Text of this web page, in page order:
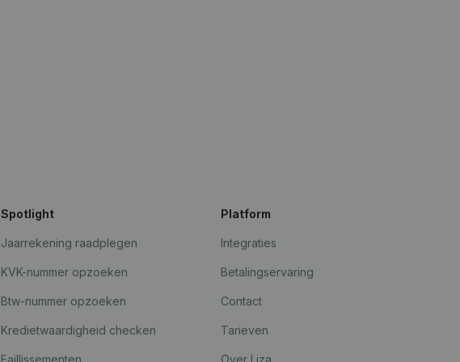
Spotlight
Jaarrekening raadplegen
KVK-nummer opzoeken
Btw-nummer opzoeken
Kredietwaardigheid checken
Faillissementen
Platform
Integraties
Betalingservaring
Contact
Tarieven
Over Liza